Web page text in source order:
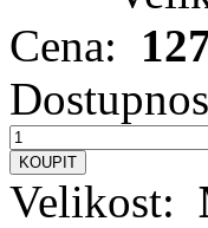
Cena:
Velikost: